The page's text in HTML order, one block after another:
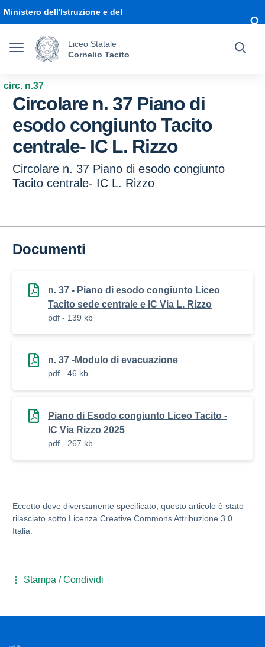
Ministero dell'Istruzione e del
Liceo Statale
Cornelio Tacito
circ. n.37
Circolare n. 37 Piano di
esodo congiunto Tacito
centrale- IC L. Rizzo
Circolare n. 37 Piano di esodo congiunto
Tacito centrale- IC L. Rizzo
Documenti
n. 37 - Piano di esodo congiunto Liceo
Tacito sede centrale e IC Via L. Rizzo
pdf - 139 kb
n. 37 -Modulo di evacuazione
pdf - 46 kb
Piano di Esodo congiunto Liceo Tacito -
IC Via Rizzo 2025
pdf - 267 kb
Eccetto dove diversamente specificato, questo articolo è stato
rilasciato sotto Licenza Creative Commons Attribuzione 3.0
Italia.
Stampa / Condividi